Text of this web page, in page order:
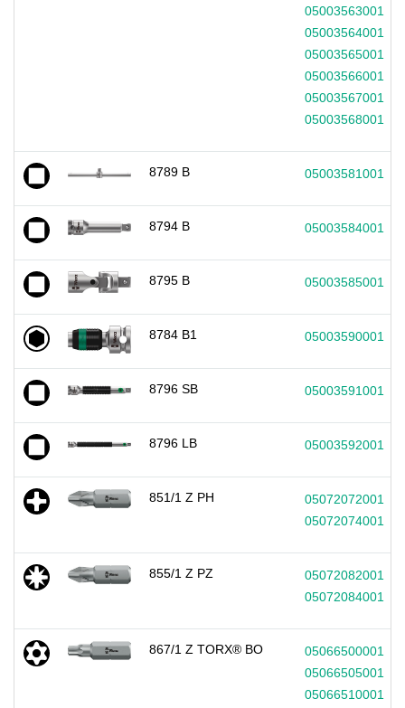
05003563001
05003564001
05003565001
05003566001
05003567001
05003568001
8789 B 05003581001
8794 B 05003584001
8795 B 05003585001
8784 B1 05003590001
8796 SB 05003591001
8796 LB 05003592001
851/1 Z PH
05072072001
05072074001
855/1 Z PZ
05072082001
05072084001
867/1 Z TORX® BO
05066500001
05066505001
05066510001